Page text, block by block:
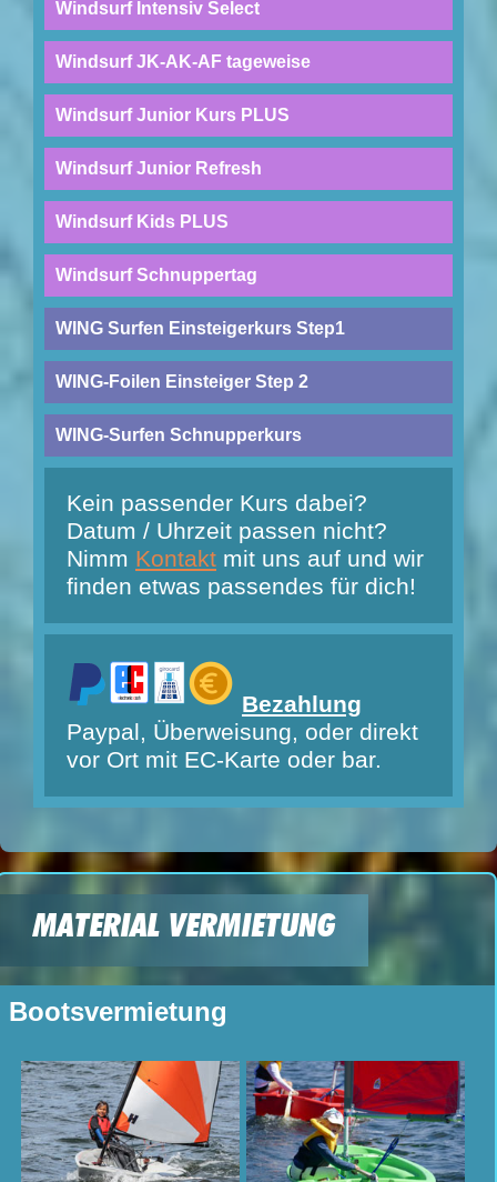
Windsurf Intensiv Select
Windsurf JK-AK-AF tageweise
Windsurf Junior Kurs PLUS
Windsurf Junior Refresh
Windsurf Kids PLUS
Windsurf Schnuppertag
WING Surfen Einsteigerkurs Step1
WING-Foilen Einsteiger Step 2
WING-Surfen Schnupperkurs
Kein passender Kurs dabei?
Datum / Uhrzeit passen nicht?
Nimm Kontakt mit uns auf und wir
finden etwas passendes für dich!
Bezahlung
Paypal, Überweisung, oder direkt
vor Ort mit EC-Karte oder bar.
MATERIAL VERMIETUNG
Bootsvermietung